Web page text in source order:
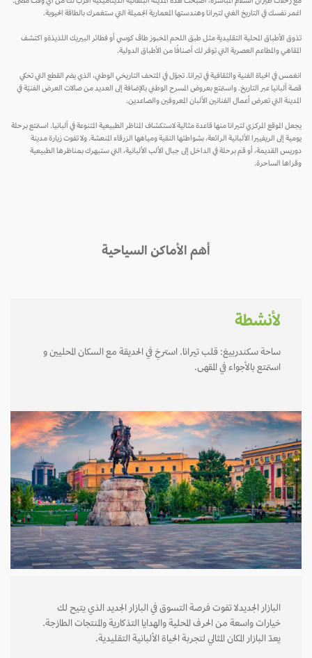
اغمر نفسك في التاريخ الغني لتيرانا وهندستها المعمارية الجميلة التي ستغمرك بالطاقة الحيوية.
تذوق الأطباق المحلية التقليدية مثل طبق اللحم المخبوز طاڤ كوسي أو فطائر البيريك اللذيذةو اكتشف
المقاهي والمطاعم العصرية التي توفر لك أصنافًا من الأطباق الدولية.
انغمس في الحياة الفنية والثقافية في تيرانا. تجوّل في المتحف التاريخي الوطني، الذي يضم القطع التي تحكي
قصة ألبانيا عبر التاريخ. واستمتع بعروض المسرح الوطني بالإضافة إلى العديد من صالات العرض الفنيّة في
المدينة التي تعرض أعمال الفنانين الألبان المعروفين والصاعدين.
يجعل الموقع المركزي لتيرانا منها قاعدة مثالية لاستكشاف المناظر الطبيعية المتنوعة في ألبانيا. استمتع برحلة
يومية إلى الريفييرا الألبانية الرائعة، بشواطئها النقية ومياهها الزرقاء المنعشة. ولا تفوت زيارة مدينة
دوريس القديمة، أو قم برحلة في الداخل إلى جبال الألب الألبانية، التي ستبهرك بمناظرها الطبيعية
وقراها الساحرة.
أهم الأماكن السياحية
لأنشطة
ساحة سكندربيغ: قلب تيرانا. استرخِ في الحديقة مع السكان المحليين و
استمتع بالأجواء في المقهى.
البازار الجديدلا تفوت فرصة التسوق في البازار الجديد الذي يتيح لك
خيارات واسعة من الحرف المحلية والهدايا التذكارية والمنتجات الطازجة.
يعدّ البازار المكان المثالي لتجربة الحياة الألبانية التقليدية.